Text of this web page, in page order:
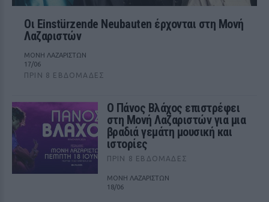
Οι Einstürzende Neubauten έρχονται στη Μονή
Λαζαριστών
ΜΟΝΗ ΛΑΖΑΡΙΣΤΩΝ
17/06
ΠΡΙΝ 8 ΕΒΔΟΜΆΔΕΣ
Ο Πάνος Βλάχος επιστρέφει
στη Μονή Λαζαριστών για μια
βραδιά γεμάτη μουσική και
ιστορίες
ΠΡΙΝ 8 ΕΒΔΟΜΆΔΕΣ
ΜΟΝΗ ΛΑΖΑΡΙΣΤΩΝ
18/06